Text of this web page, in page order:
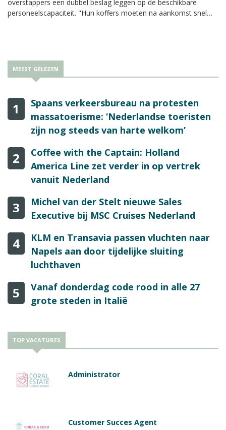
overstappers een dubbel beslag leggen op de beschikbare
personeelscapaciteit. "Hun koffers moeten na aankomst snel
MEEST GELEZEN
1
Spaans verkeersbureau na protesten
massatoerisme: ‘Nederlandse toeristen
zijn nog steeds van harte welkom’
2
Coffee with the Captain: Holland
America Line zet verder in op vertrek
vanuit Nederland
3
Michel van der Stelt nieuwe Sales
Executive bij MSC Cruises Nederland
4
KLM en Transavia passen vluchten naar
Napels aan door tijdelijke sluiting
luchthaven
5
Vanaf donderdag code rood in alle 27
grote steden in Italië
TOP VACATURES
Administrator
Customer Succes Agent